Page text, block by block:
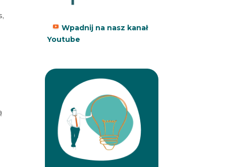
Wpadnij na nasz kanał
Youtube